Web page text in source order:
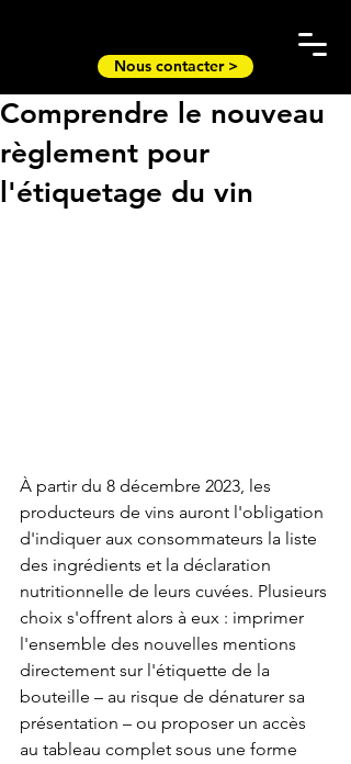
Nous contacter >
Comprendre le nouveau
règlement pour
l'étiquetage du vin
À partir du 8 décembre 2023, les
producteurs de vins auront l'obligation
d'indiquer aux consommateurs la liste
des ingrédients et la déclaration
nutritionnelle de leurs cuvées. Plusieurs
choix s'offrent alors à eux : imprimer
l'ensemble des nouvelles mentions
directement sur l'étiquette de la
bouteille – au risque de dénaturer sa
présentation – ou proposer un accès
au tableau complet sous une forme